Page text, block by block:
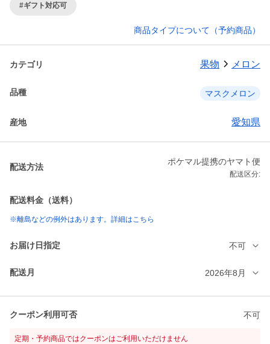
#ギフト対応可
商品タイプについて（予約商品）
カテゴリ 果物 メロン
品種 マスクメロン
産地 愛知県
配送方法
ポケマル提携のヤマト便
配送区分:
配送料金（送料）
※離島などの例外はあります。詳細はこちら
お届け日指定 不可
配送月 2026年8月
クーポン利用可否 不可
定期・予約商品ではクーポンはご利用いただけません